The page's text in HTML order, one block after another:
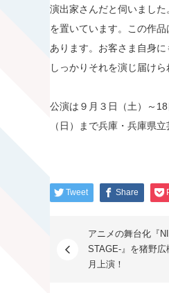
演出家さんだと伺いまし
を置いています。この作
あります。お客さま自身
しっかりそれを演じ届け
公演は９月３日（土）～
（日）まで兵庫・兵庫県
Tweet Share
アニメの舞台化『
STAGE-』を猪野広
月上演！